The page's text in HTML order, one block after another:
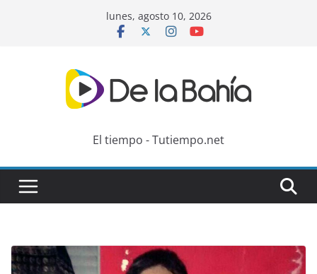
lunes, agosto 10, 2026
El tiempo - Tutiempo.net